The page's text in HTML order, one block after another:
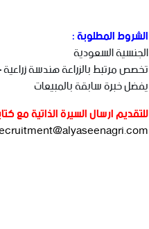
الشروط المطلوبة :
الجنسية السعودية
تخصص مرتبط بالزراعة هندسة
يفضل خبرة سابقة بالمبيعات
‏للتقديم ارسال السيرة الذاتية مع